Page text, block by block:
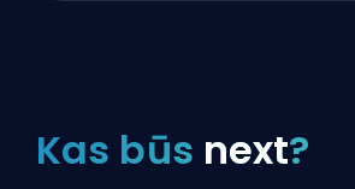
Kas būs next?